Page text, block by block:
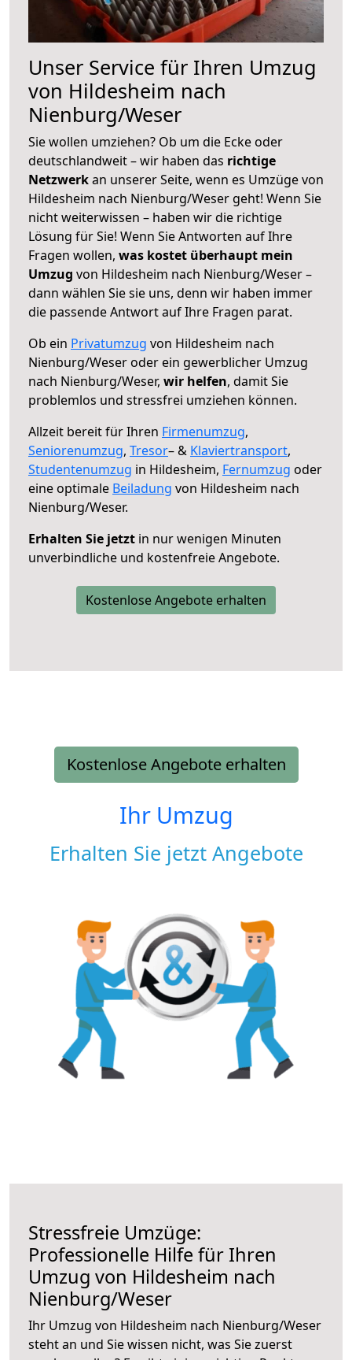
Unser Service für Ihren Umzug
von Hildesheim nach
Nienburg/Weser
Sie wollen umziehen? Ob um die Ecke oder
deutschlandweit – wir haben das richtige
Netzwerkan unserer Seite, wenn es Umzüge von
Hildesheim nach Nienburg/Weser geht! Wenn Sie
nicht weiterwissen – haben wir die richtige
Lösung für Sie! Wenn Sie Antworten auf Ihre
Fragen wollen, was kostet überhaupt mein
Umzug von Hildesheim nach Nienburg/Weser –
dann wählen Sie sie uns, denn wir haben immer
die passende Antwort auf Ihre Fragen parat.
Ob ein Privatumzug von Hildesheim nach
Nienburg/Weser oder ein gewerblicher Umzug
nach Nienburg/Weser, wir helfen, damit Sie
problemlos und stressfrei umziehen können.
Allzeit bereit für Ihren Firmenumzug,
Seniorenumzug, Tresor– & Klaviertransport,
Studentenumzug in Hildesheim, Fernumzug oder
eine optimale Beiladung von Hildesheim nach
Nienburg/Weser.
Erhalten Sie jetzt in nur wenigen Minuten
unverbindliche und kostenfreie Angebote.
Kostenlose Angebote erhalten
Kostenlose Angebote erhalten
Ihr Umzug
Erhalten Sie jetzt Angebote
Stressfreie Umzüge:
Professionelle Hilfe für Ihren
Umzug von Hildesheim nach
Nienburg/Weser
Ihr Umzug von Hildesheim nach Nienburg/Weser
steht an und Sie wissen nicht, was Sie zuerst